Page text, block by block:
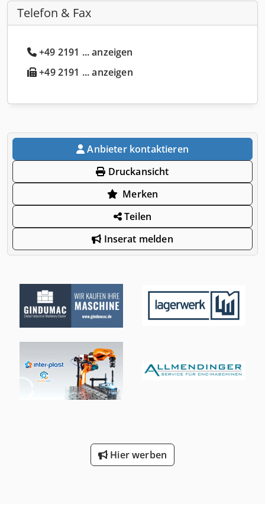
Telefon & Fax
+49 2191 ... anzeigen
+49 2191 ... anzeigen
Anbieter kontaktieren
Druckansicht
Merken
Teilen
Inserat melden
Hier werben